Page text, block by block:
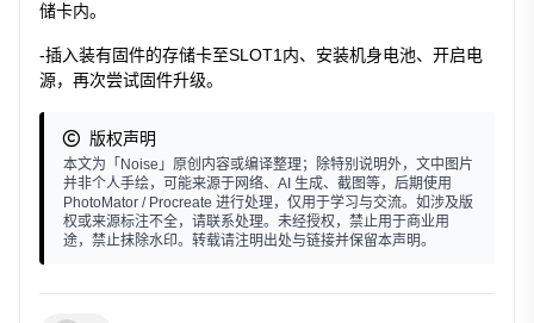
储卡内。
-插入装有固件的存储卡至SLOT1内、安装机身电池、开启电
源，再次尝试固件升级。
版权声明
本文为「Noise」原创内容或编译整理；除特别说明外，文中图片
并非个人手绘，可能来源于网络、AI 生成、截图等，后期使用
PhotoMator / Procreate 进行处理，仅用于学习与交流。如涉及版
权或来源标注不全，请联系处理。未经授权，禁止用于商业用
途，禁止抹除水印。转载请注明出处与链接并保留本声明。